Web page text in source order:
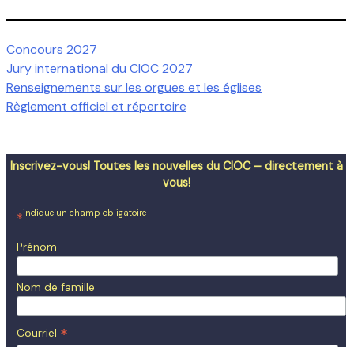
Concours 2027
Jury international du CIOC 2027
Renseignements sur les orgues et les églises
Règlement officiel et répertoire
Inscrivez-vous! Toutes les nouvelles du CIOC – directement à
vous!
*indique un champ obligatoire
Prénom
Nom de famille
Courriel *